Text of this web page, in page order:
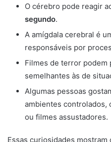
O cérebro pode reagir
segundo.
A amígdala cerebral é
responsáveis por
Filmes de terror podem
semelhantes às de
Algumas pessoas
ambientes controlados,
ou filmes assustadores.
Essas curiosidades mostram